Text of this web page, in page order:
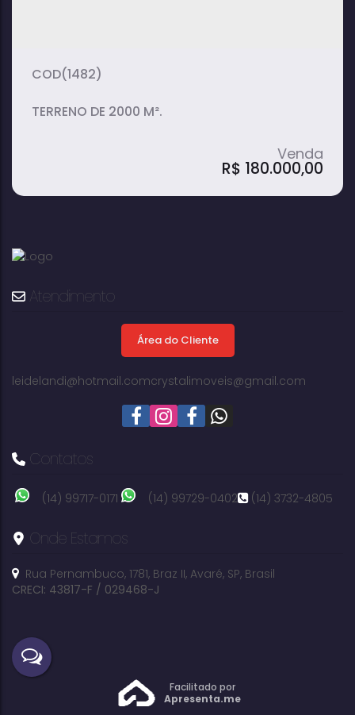
Terreno, Royal Park - Avaré
R$ 180.000,00
(1482)
TERRENO DE 2000 M².
Atendimento
Área do Cliente
leidelandi@hotmail.comcrystalimoveis@gmail.com
Contatos
(14) 99717-0171 (14) 99729-0402 (14) 3732-4805
Onde Estamos
Rua Pernambuco, 1781, Braz II, Avaré, SP, Brasil
CRECI: 43817-F / 029468-J